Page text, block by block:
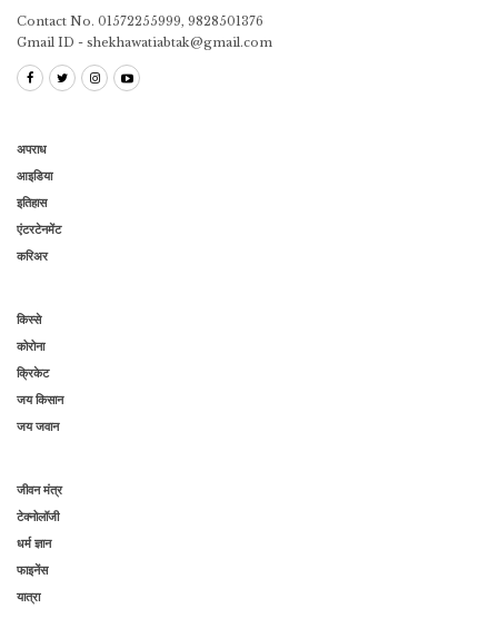
Contact No. 01572255999, 9828501376
Gmail ID - shekhawatiabtak@gmail.com
अपराध
आइडिया
इतिहास
एंटरटेनमेंट
करिअर
किस्से
कोरोना
क्रिकेट
जय किसान
जय जवान
जीवन मंत्र
टेक्नोलॉजी
धर्म ज्ञान
फाइनेंस
यात्रा